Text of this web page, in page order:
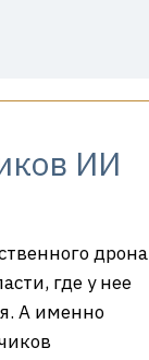
ИИ
дрона
где у нее
А именно